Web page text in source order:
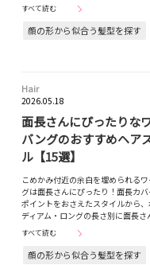
すべて読む
顔の形から似合う髪型を探す
Hair
2026.05.18
面長さんにぴったりな
バングのおすすめヘア
ル【15選】
こめかみ付近の余白を埋められる
グは面長さんにぴったり！面長カバ
ポイントをおさえたスタイルから、
ディアム・ロングの長さ別に面長
すべて読む
顔の形から似合う髪型を探す